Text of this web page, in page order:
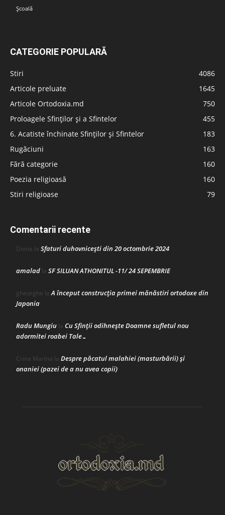
Școală
CATEGORIE POPULARĂ
Stiri
4086
Articole preluate
1645
Articole Ortodoxia.md
750
Proloagele Sfinților și a Sfintelor
455
6. Acatiste închinate Sfinților și Sfintelor
183
Rugăciuni
163
Fără categorie
160
Poezia religioasă
160
Stiri religioase
79
Comentarii recente
Doina la Sfaturi duhovnicești din 20 octombrie 2024
amalad la SF SILUAN ATHONITUL -11/ 24 SEPEMBRIE
gheorghe laA început construcţia primei mănăstiri ortodoxe din
Japonia
Radu Mungiu la Cu Sfinții odihnește Doamne sufletul nou
adormitei roabei Tale…
Crina Marina la Despre păcatul malahiei (masturbării) şi
onaniei (pazei de a nu avea copii)